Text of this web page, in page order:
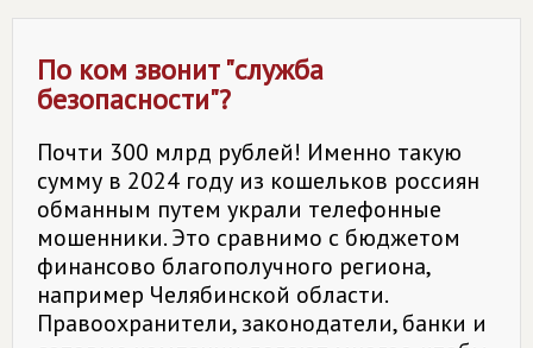
По ком звонит "служба
безопасности"?
Почти 300 млрд рублей! Именно такую
сумму в 2024 году из кошельков россиян
обманным путем украли телефонные
мошенники. Это сравнимо с бюджетом
финансово благополучного региона,
например Челябинской области.
Правоохранители, законодатели, банки и